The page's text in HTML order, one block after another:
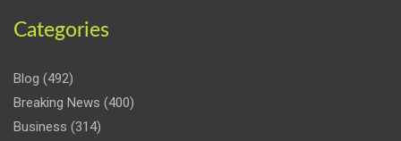
Categories
Blog (492)
Breaking News (400)
Business (314)